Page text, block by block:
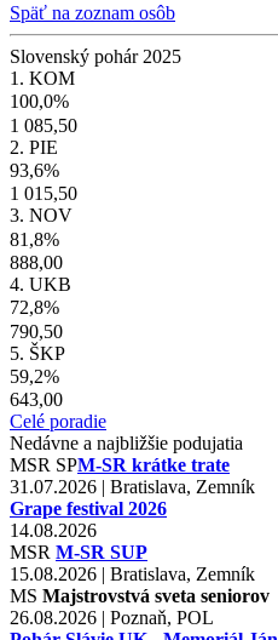
Späť na zoznam osôb
Slovenský pohár 2025
1. KOM
100,0%
1 085,50
2. PIE
93,6%
1 015,50
3. NOV
81,8%
888,00
4. UKB
72,8%
790,50
5. ŠKP
59,2%
643,00
Celé poradie
Nedávne a najbližšie podujatia
MSR SPM-SR krátke trate
31.07.2026 | Bratislava, Zemník
Grape festival 2026
14.08.2026
MSR M-SR SUP
15.08.2026 | Bratislava, Zemník
MS Majstrovstvá sveta seniorov
26.08.2026 | Poznaň, POL